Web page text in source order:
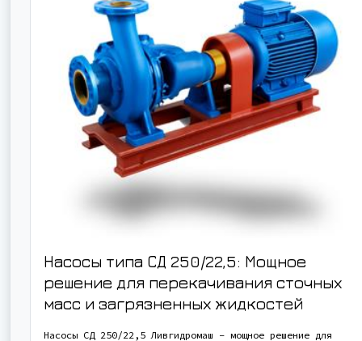
Насосы типа СД 250/22,5: Мощное
решение для перекачивания сточных
масс и загрязненных жидкостей
Насосы СД 250/22,5 Ливгидромаш – мощное решение для